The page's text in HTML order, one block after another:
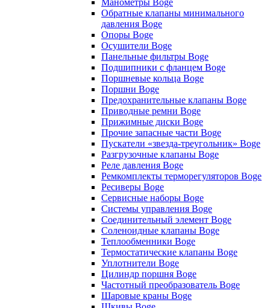
Манометры Boge
Обратные клапаны минимального
давления Boge
Опоры Boge
Осушители Boge
Панельные фильтры Boge
Подшипники с фланцем Boge
Поршневые кольца Boge
Поршни Boge
Предохранительные клапаны Boge
Приводные ремни Boge
Прижимные диски Boge
Прочие запасные части Boge
Пускатели «звезда-треугольник» Boge
Разгрузочные клапаны Boge
Реле давления Boge
Ремкомплекты терморегуляторов Boge
Ресиверы Boge
Сервисные наборы Boge
Системы управления Boge
Соединительный элемент Boge
Соленоидные клапаны Boge
Теплообменники Boge
Термостатические клапаны Boge
Уплотнители Boge
Цилиндр поршня Boge
Частотный преобразователь Boge
Шаровые краны Boge